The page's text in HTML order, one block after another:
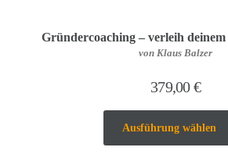
Gründercoaching – verleih deinem
von Klaus Balzer
379,00€
Ausführung wählen